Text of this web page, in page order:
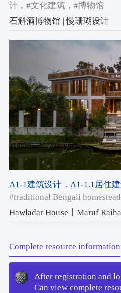
计，#文化建筑，#博物馆
石斛酒博物馆 | 慢珊瑚设计
A1-1建筑设计，A1-1.1居住
#traditional Bengali homestead
Hawladar House丨Maruf
Complete resource information
After registration and
Can view complete